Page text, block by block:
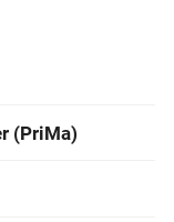
(PriMa)